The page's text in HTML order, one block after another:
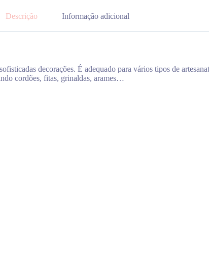
Descrição Informação adicional
decorações. É adequado para vários tipos de
cordões, fitas, grinaldas, arames…